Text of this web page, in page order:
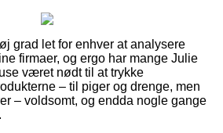
grad let for enhver at analysere
firmaer, og ergo har mange Julie
været nødt til at trykke
– til piger og drenge, men
– voldsomt, og endda nogle gange